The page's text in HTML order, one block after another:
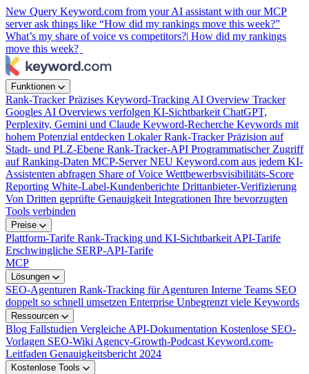
New Query Keyword.com from your AI assistant with our MCP
server ask things like “How did my rankings move this week?”
What’s my share of voice vs competitors?| How did my rankings
move this week?
Funktionen
Rank-TrackerPräzises Keyword-Tracking AI Overview Tracker
Googles AI Overviews verfolgen KI-Sichtbarkeit ChatGPT,
Perplexity, Gemini und Claude Keyword-Recherche Keywords mit
hohem Potenzial entdecken Lokaler Rank-TrackerPräzision auf
Stadt- und PLZ-Ebene Rank-Tracker-API Programmatischer Zugriff
auf Ranking-Daten MCP-ServerNEU Keyword.com aus jedem KI-
Assistenten abfragen Share of Voice Wettbewerbsvisibilitäts-Score
Reporting White-Label-Kundenberichte Drittanbieter-Verifizierung
Von Dritten geprüfte Genauigkeit Integrationen Ihre bevorzugten
Tools verbinden
Preise
Plattform-Tarife Rank-Tracking und KI-Sichtbarkeit API-Tarife
Erschwingliche SERP-API-Tarife
MCP
Lösungen
SEO-Agenturen Rank-Tracking für Agenturen Interne Teams SEO
doppelt so schnell umsetzen Enterprise Unbegrenzt viele Keywords
Ressourcen
Blog Fallstudien Vergleiche API-Dokumentation Kostenlose SEO-
Vorlagen SEO-Wiki Agency-Growth-Podcast Keyword.com-
Leitfaden Genauigkeitsbericht 2024
Kostenlose Tools